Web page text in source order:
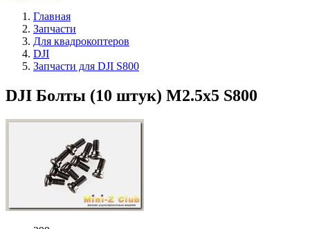
Главная
Запчасти
Для квадрокоптеров
DJI
Запчасти для DJI S800
DJI Болты (10 штук) M2.5x5 S800